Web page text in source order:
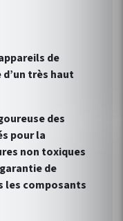
de
très haut
des
pour la
non toxiques
de
les composants